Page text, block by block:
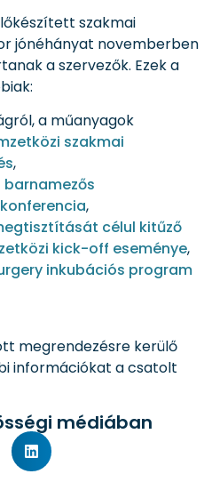
szakmai
jónéhányat novemberben
a szervezők. Ezek a
a műanyagok
szakmai
,
,
célul kitűző
kick-off eseménye,
inkubációs program
megrendezésre kerülő
információkat a csatolt
médiában